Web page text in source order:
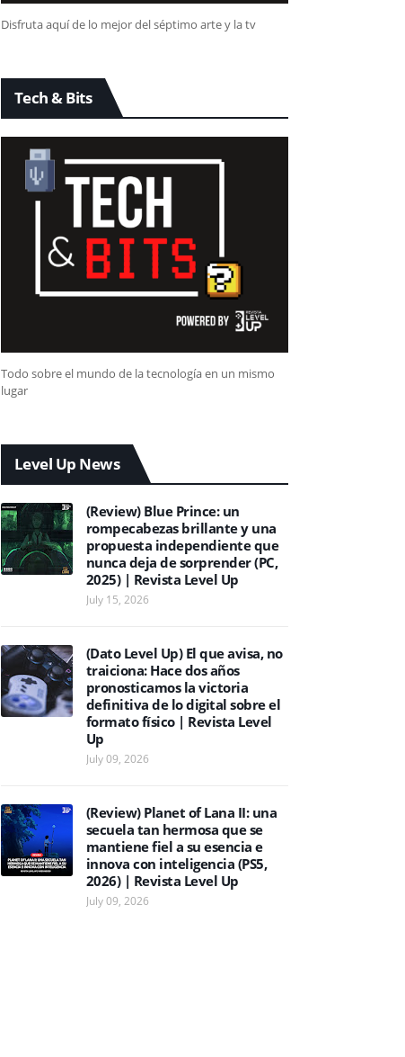
Disfruta aquí de lo mejor del séptimo arte y la tv
Tech & Bits
Todo sobre el mundo de la tecnología en un mismo
lugar
Level Up News
(Review) Blue Prince: un
rompecabezas brillante y una
propuesta independiente que
nunca deja de sorprender (PC,
2025) | Revista Level Up
July 15, 2026
(Dato Level Up) El que avisa, no
traiciona: Hace dos años
pronosticamos la victoria
definitiva de lo digital sobre el
formato físico | Revista Level
Up
July 09, 2026
(Review) Planet of Lana II: una
secuela tan hermosa que se
mantiene fiel a su esencia e
innova con inteligencia (PS5,
2026) | Revista Level Up
July 09, 2026